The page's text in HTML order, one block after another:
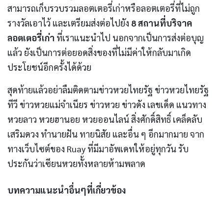
สามารถเก็บรวบรวมลอตเตอรี่เก่าหรือลอตเตอรี่ที่ไม่ถูก
รางวัลเอาไว้ และเตรียมส่งต่อไปยัง 8 สถานที่บริจาค
ลอตเตอรี่เก่า ที่เราแนะนำไป นอกจากเป็นการส่งต่อบุญ
แล้ว ยังเป็นการต่อยอดสิ่งของที่ไม่มีค่าให้กลับมาเกิด
ประโยชน์อีกครั้งได้ด้วย
สุดท้ายแล้วอย่าลืมติดตามข่าวหวยไทยรัฐ ข่าวหวยไทยรัฐ
ทีวี ข่าวหวยแม่จําเนียร ข่าวหวย ข่าวดัง เลขเด็ด แนวทาง
หวยลาว หวยฮานอย หวยออนไลน์ สิ่งศักดิ์สิทธิ์ เคล็ดลับ
เสริมดวง ทำนายฝัน ทายนิสัย และอื่น ๆ อีกมากมาย จาก
ทางเว็บไซต์ของ Ruay ที่มีมาอัพเดทให้อยู่ทุกวัน รับ
ประกันว่าเซียนหวยทั้งหลายห้ามพลาด
บทความแนะนำอื่นๆที่เกี่ยวข้อง